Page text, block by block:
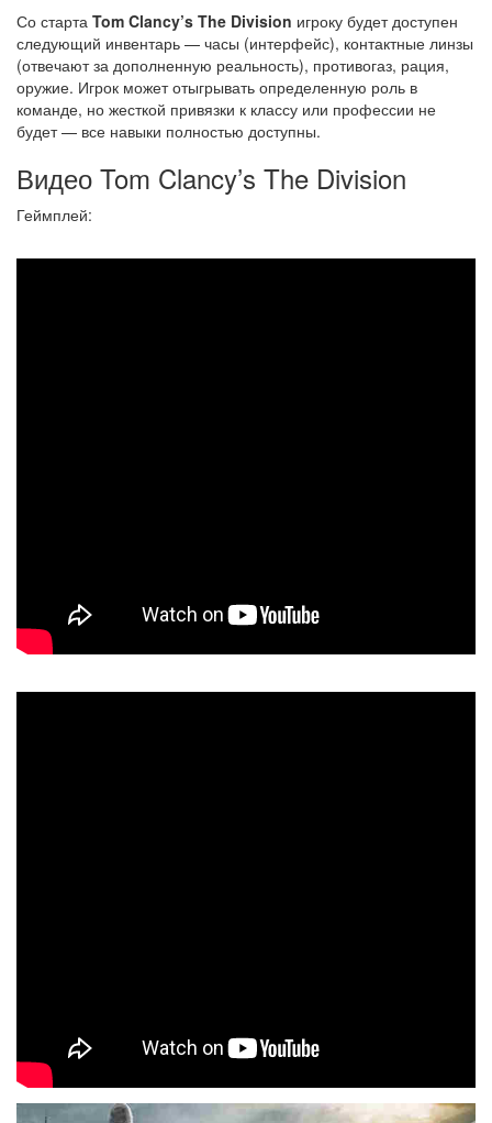
Со старта Tom Clancy’s The Division игроку будет доступен
следующий инвентарь — часы (интерфейс), контактные линзы
(отвечают за дополненную реальность), противогаз, рация,
оружие. Игрок может отыгрывать определенную роль в
команде, но жесткой привязки к классу или профессии не
будет — все навыки полностью доступны.
Видео Tom Clancy’s The Division
Геймплей: